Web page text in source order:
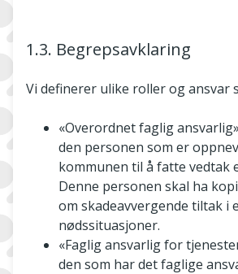
1.3. Begrepsavklaring
Vi definerer ulike roller og ansvar
«Overordnet faglig
den personen som er
kommunen til å fatte vedtak
Denne personen skal ha
om skadeavvergende tiltak i
nødssituasjoner.
«Faglig ansvarlig for
den som har det faglige